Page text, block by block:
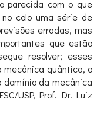
parecida com o que
colo uma série de
erradas, mas
que estão
resolver; esses
mecânica quântica, o
da mecânica
USP, Prof. Dr. Luiz